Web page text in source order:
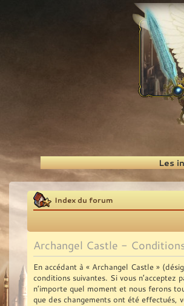
Recherche Les
Index du forum
Archangel Castle -
En accédant à « Archangel Castle »
conditions suivantes. Si vous
n’importe quel moment et nous ferons
que des changements ont été effectués,